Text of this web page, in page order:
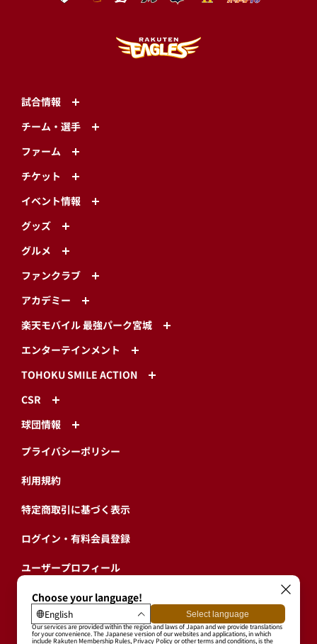
試合情報
チーム・選手
ファーム
チケット
イベント情報
グッズ
グルメ
ファンクラブ
アカデミー
楽天モバイル 最強パーク宮城
エンターテインメント
TOHOKU SMILE ACTION
CSR
球団情報
プライバシーポリシー
利用規約
特定商取引に基づく表示
ログイン・有料会員登録
ユーザープロフィール
会員情報引継ぎ
退会